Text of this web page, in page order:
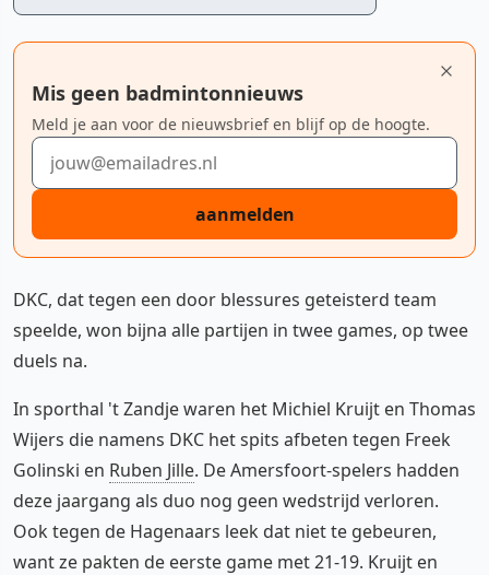
Mis geen badmintonnieuws
Meld je aan voor de nieuwsbrief en blijf op de hoogte.
E-mailadres
aanmelden
DKC, dat tegen een door blessures geteisterd team
speelde, won bijna alle partijen in twee games, op twee
duels na.
In sporthal 't Zandje waren het Michiel Kruijt en Thomas
Wijers die namens DKC het spits afbeten tegen Freek
Golinski en Ruben Jille. De Amersfoort-spelers hadden
deze jaargang als duo nog geen wedstrijd verloren.
Ook tegen de Hagenaars leek dat niet te gebeuren,
want ze pakten de eerste game met 21-19. Kruijt en